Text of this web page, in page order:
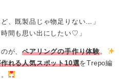
、既製品じゃ物足りない…」
間も思い出にしたい♡」
が、ペアリングの手作り体験。
れる人気スポット10選をTrepo編